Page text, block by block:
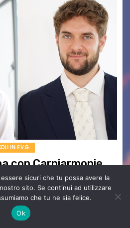
IN F.V.G.
con Carniarmonie
11 agosto a
sicuri che tu possa avere la
sito. Se continui ad utilizzare
che tu ne sia felice.
Ok